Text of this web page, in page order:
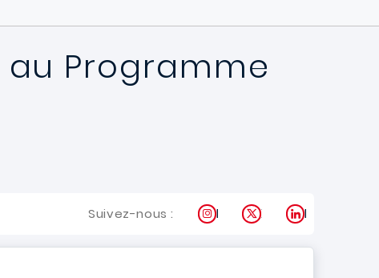
Programme
Suivez-nous : Instagram
X LinkedIn